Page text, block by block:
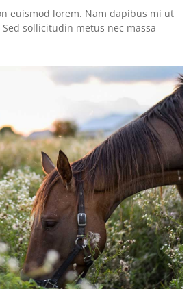
euismod lorem. Nam dapibus mi ut
sollicitudin metus nec massa